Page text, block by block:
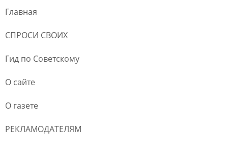
Главная
СПРОСИ СВОИХ
Гид по Советскому
О сайте
О газете
РЕКЛАМОДАТЕЛЯМ